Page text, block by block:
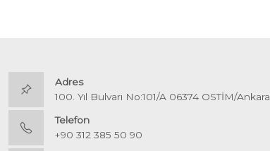
Adres
100. Yıl Bulvarı No:101/A 06374 OSTİM/Ankara
Telefon
+90 312 385 50 90